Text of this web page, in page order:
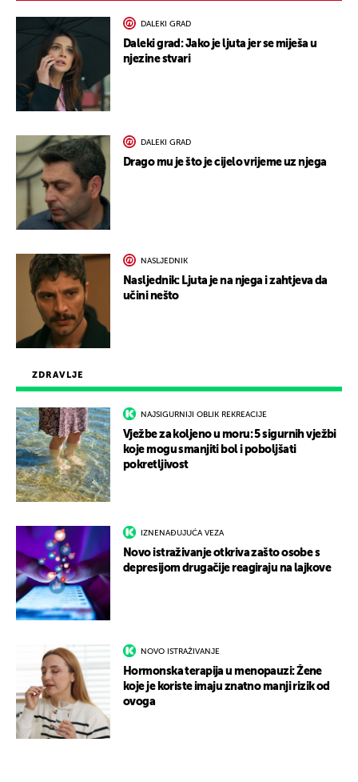
ZDRAVLJE
NAJSIGURNIJI OBLIK REKREACIJE
Vježbe za koljeno u moru: 5 sigurnih vježbi
koje mogu smanjiti bol i poboljšati
pokretljivost
IZNENAĐUJUĆA VEZA
Novo istraživanje otkriva zašto osobe s
depresijom drugačije reagiraju na lajkove
NOVO ISTRAŽIVANJE
Hormonska terapija u menopauzi: Žene
koje je koriste imaju znatno manji rizik od
ovoga
DALEKI GRAD
Daleki grad: Jako je ljuta jer se miješa u
njezine stvari
DALEKI GRAD
Drago mu je što je cijelo vrijeme uz njega
NASLJEDNIK
Nasljednik: Ljuta je na njega i zahtjeva da
učini nešto